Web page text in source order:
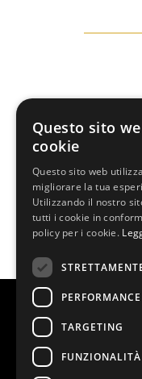
Questo sito
cookie
Questo sito web
migliorare la tua
Utilizzando il nostro
tutti i cookie in
policy per i cookie.
PERFORMANCE
TARGETING
FUNZIONALITÀ